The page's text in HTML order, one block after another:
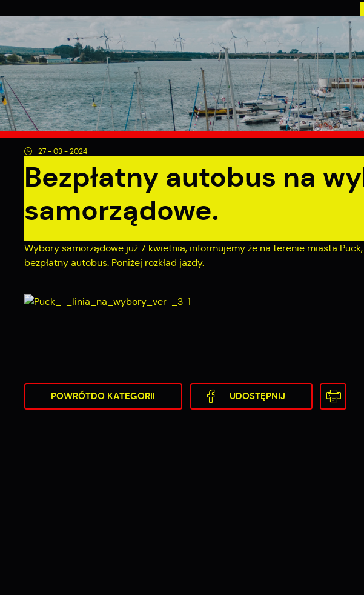
sierpnia 2026
Imieniny: Dorota,
Konrad, Kajetan
Pochmurno
18°C
O MIEŚCIE
Strona główna Aktualności Bezpłatny autobus na wybory samorządowe.
27 - 03 - 2024
Bezpłatny autobus na
samorządowe.
Wybory samorządowe już 7 kwietnia, informujemy że na terenie miasta
bezpłatny autobus. Poniżej rozkład jazdy.
POWRÓTDO KATEGORII UDOSTĘPNIJ